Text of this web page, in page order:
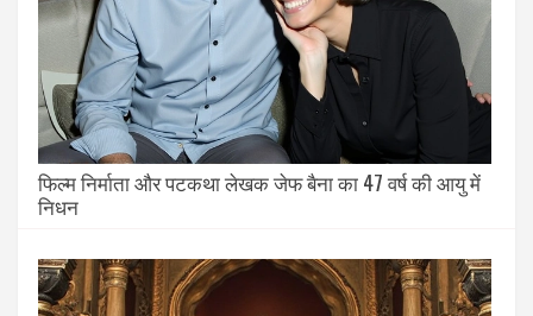
फिल्म निर्माता और पटकथा लेखक जेफ बैना का 47 वर्ष की आयु में
निधन